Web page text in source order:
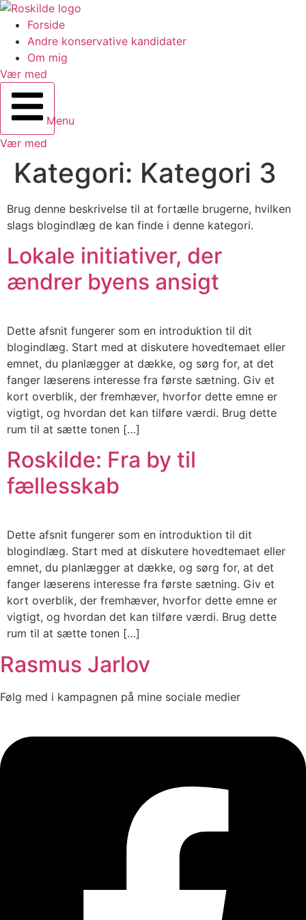
Forside
Andre konservative kandidater
Om mig
Vær med
Menu
Vær med
Kategori: Kategori 3
Brug denne beskrivelse til at fortælle brugerne, hvilken
slags blogindlæg de kan finde i denne kategori.
Lokale initiativer, der
ændrer byens ansigt
Dette afsnit fungerer som en introduktion til dit
blogindlæg. Start med at diskutere hovedtemaet eller
emnet, du planlægger at dække, og sørg for, at det
fanger læserens interesse fra første sætning. Giv et
kort overblik, der fremhæver, hvorfor dette emne er
vigtigt, og hvordan det kan tilføre værdi. Brug dette
rum til at sætte tonen […]
Roskilde: Fra by til
fællesskab
Dette afsnit fungerer som en introduktion til dit
blogindlæg. Start med at diskutere hovedtemaet eller
emnet, du planlægger at dække, og sørg for, at det
fanger læserens interesse fra første sætning. Giv et
kort overblik, der fremhæver, hvorfor dette emne er
vigtigt, og hvordan det kan tilføre værdi. Brug dette
rum til at sætte tonen […]
Rasmus Jarlov
Følg med i kampagnen på mine sociale medier